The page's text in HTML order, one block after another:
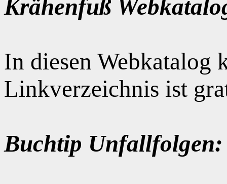
Krähenfuß
In diesen Webkatalog
Linkverzeichnis ist
Buchtip Unfallfolgen: